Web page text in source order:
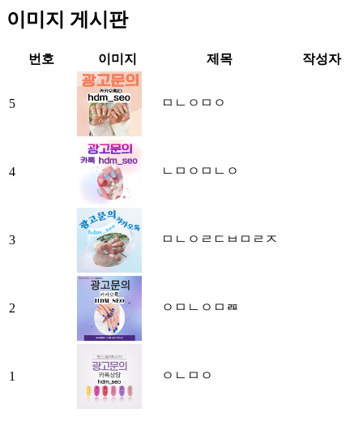
이미지 게시판
번호 이미지 제목 작성자
5 ㅁㄴㅇㅁㅇ
4 ㄴㅁㅇㅁㄴㅇ
3 ㅁㄴㅇㄹㄷㅂㅁㄹㅈ
2 ㅇㅁㄴㅇㅁㄿ
1 ㅇㄴㅁㅇ